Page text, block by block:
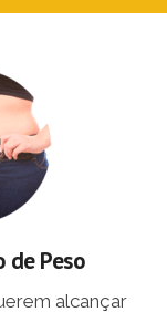
de Peso
alcançar